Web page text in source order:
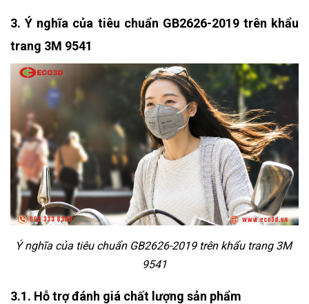
3. Ý nghĩa của tiêu chuẩn GB2626-2019 trên khẩu
trang 3M 9541
Ý nghĩa của tiêu chuẩn GB2626-2019 trên khẩu trang 3M
9541
3.1. Hỗ trợ đánh giá chất lượng sản phẩm